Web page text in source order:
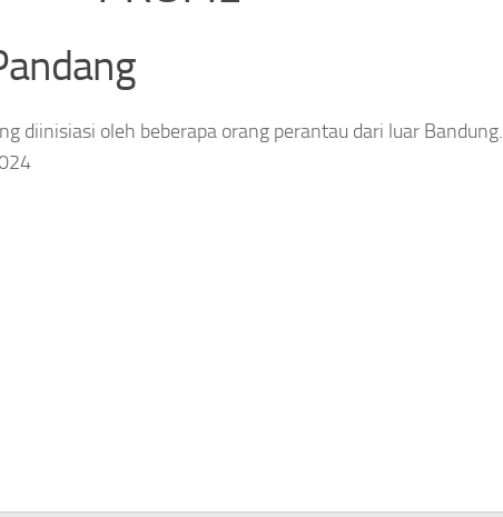
diinisiasi oleh beberapa orang perantau dari luar Bandung.